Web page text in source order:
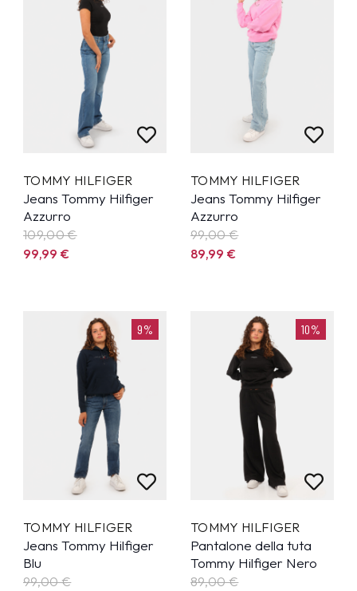
TOMMY HILFIGER
Jeans Tommy Hilfiger
Azzurro
109,00 €
99,99€
TOMMY HILFIGER
Jeans Tommy Hilfiger
Azzurro
99,00 €
89,99€
9%
TOMMY HILFIGER
Jeans Tommy Hilfiger
Blu
99,00 €
10%
TOMMY HILFIGER
Pantalone della tuta
Tommy Hilfiger Nero
89,00 €